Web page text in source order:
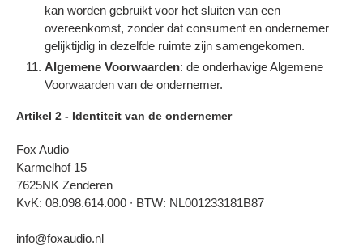
kan worden gebruikt voor het sluiten van een
overeenkomst, zonder dat consument en ondernemer
gelijktijdig in dezelfde ruimte zijn samengekomen.
Algemene Voorwaarden: de onderhavige Algemene
Voorwaarden van de ondernemer.
Artikel 2 - Identiteit van de ondernemer
Fox Audio
Karmelhof 15
7625NK Zenderen
KvK: 08.098.614.000 ∙ BTW: NL001233181B87
info@foxaudio.nl